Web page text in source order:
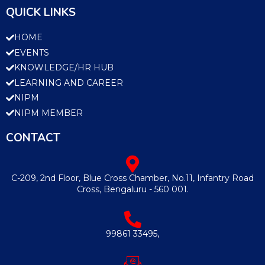
QUICK LINKS
HOME
EVENTS
KNOWLEDGE/HR HUB
LEARNING AND CAREER
NIPM
NIPM MEMBER
CONTACT
C-209, 2nd Floor, Blue Cross Chamber, No.11, Infantry Road
Cross, Bengaluru - 560 001.
99861 33495,